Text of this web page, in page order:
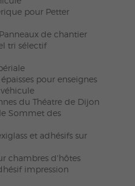
pour Petter
Panneaux de chantier
tri sélectif
épaisses pour enseignes
véhicule
du Théatre de Dijon
Sommet des
et adhésifs sur
chambres d'hôtes
impression